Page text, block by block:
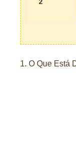
1. O Que Está